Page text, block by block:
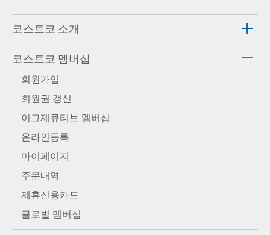
코스트코 소개
코스트코 멤버십
회원가입
회원권 갱신
이그제큐티브 멤버십
온라인등록
마이페이지
주문내역
제휴신용카드
글로벌 멤버십